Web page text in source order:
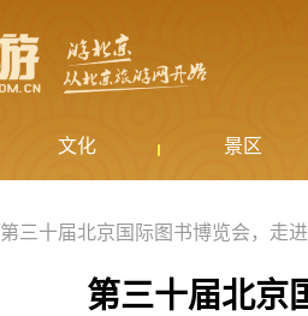
文化 景区
第三十届北京国际图书博览会，走
第三十届北京